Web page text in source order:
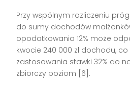
Przy wspólnym rozliczeniu próg
do sumy dochodów
opodatkowania 12% może
kwocie 240 000 zł dochodu,
zastosowania stawki 32% do
zbiorczy poziom [6].